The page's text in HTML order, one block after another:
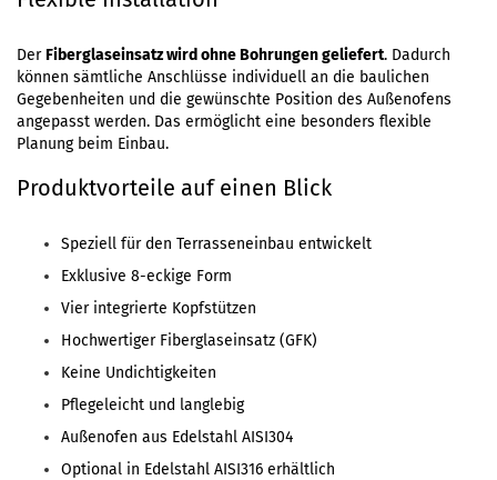
DerFiberglaseinsatz wird ohne Bohrungen geliefert. Dadurch
können sämtliche Anschlüsse individuell an die baulichen
Gegebenheiten und die gewünschte Position des Außenofens
angepasst werden. Das ermöglicht eine besonders flexible
Planung beim Einbau.
Produktvorteile auf einen Blick
Speziell für den Terrasseneinbau entwickelt
Exklusive 8-eckige Form
Vier integrierte Kopfstützen
Hochwertiger Fiberglaseinsatz (GFK)
Keine Undichtigkeiten
Pflegeleicht und langlebig
Außenofen aus Edelstahl AISI304
Optional in Edelstahl AISI316 erhältlich